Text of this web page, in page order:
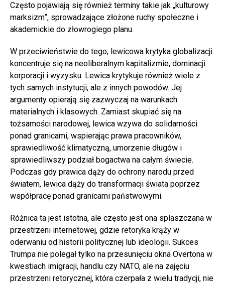
Często pojawiają się również terminy takie jak „kulturowy
marksizm”, sprowadzające złożone ruchy społeczne i
akademickie do złowrogiego planu.
W przeciwieństwie do tego, lewicowa krytyka globalizacji
koncentruje się na neoliberalnym kapitalizmie, dominacji
korporacji i wyzysku. Lewica krytykuje również wiele z
tych samych instytucji, ale z innych powodów. Jej
argumenty opierają się zazwyczaj na warunkach
materialnych i klasowych. Zamiast skupiać się na
tożsamości narodowej, lewica wzywa do solidarności
ponad granicami, wspierając prawa pracowników,
sprawiedliwość klimatyczną, umorzenie długów i
sprawiedliwszy podział bogactwa na całym świecie.
Podczas gdy prawica dąży do ochrony narodu przed
światem, lewica dąży do transformacji świata poprzez
współpracę ponad granicami państwowymi.
Różnica ta jest istotna, ale często jest ona spłaszczana w
przestrzeni internetowej, gdzie retoryka krąży w
oderwaniu od historii politycznej lub ideologii. Sukces
Trumpa nie polegał tylko na przesunięciu okna Overtona w
kwestiach imigracji, handlu czy NATO, ale na zajęciu
przestrzeni retorycznej, która czerpała z wielu tradycji, nie